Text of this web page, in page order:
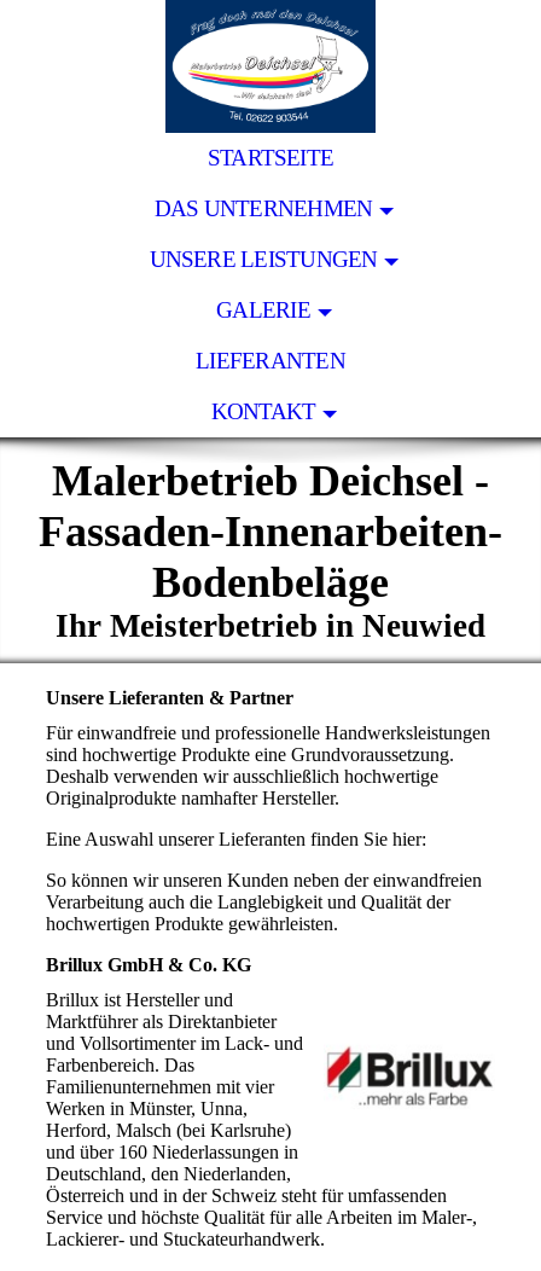
STARTSEITE
DAS UNTERNEHMEN
UNSERE LEISTUNGEN
GALERIE
LIEFERANTEN
KONTAKT
Malerbetrieb Deichsel -
Fassaden-Innenarbeiten-
Bodenbeläge
Ihr Meisterbetrieb in Neuwied
Unsere Lieferanten & Partner
Für einwandfreie und professionelle Handwerksleistungen
sind hochwertige Produkte eine Grundvoraussetzung.
Deshalb verwenden wir ausschließlich hochwertige
Originalprodukte namhafter Hersteller.
Eine Auswahl unserer Lieferanten finden Sie hier:
So können wir unseren Kunden neben der einwandfreien
Verarbeitung auch die Langlebigkeit und Qualität der
hochwertigen Produkte gewährleisten.
Brillux GmbH & Co. KG
Brillux ist Hersteller und
Marktführer als Direktanbieter
und Vollsortimenter im Lack- und
Farbenbereich. Das
Familienunternehmen mit vier
Werken in Münster, Unna,
Herford, Malsch (bei Karlsruhe)
und über 160 Niederlassungen in
Deutschland, den Niederlanden,
Österreich und in der Schweiz steht für umfassenden
Service und höchste Qualität für alle Arbeiten im Maler-,
Lackierer- und Stuckateurhandwerk.